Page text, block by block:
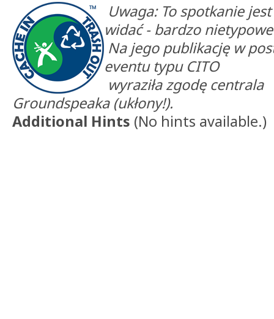
Uwaga: To spotkanie
widać - bardzo
Na jego publikację w
eventu typu CITO
wyraziła zgodę centrala
Groundspeaka (ukłony!).
Additional Hints (No hints available.)